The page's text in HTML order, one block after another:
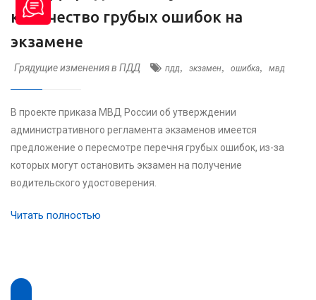
количество грубых ошибок на
экзамене
Грядущие изменения в ПДД пдд экзамен ошибка мвд
В проекте приказа МВД России об утверждении
административного регламента экзаменов имеется
предложение о пересмотре перечня грубых ошибок, из-за
которых могут остановить экзамен на получение
водительского удостоверения.
Читать полностью